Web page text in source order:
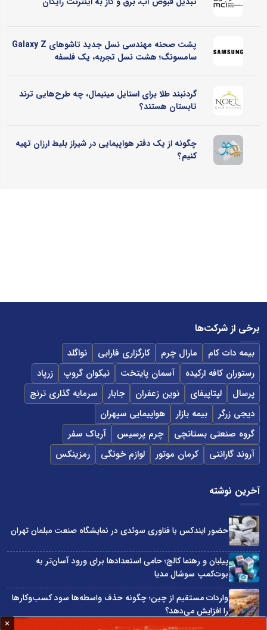
پشت صحنه مهندسی نسل جدید تاشوهای Galaxy Z
سامسونگ؛ هشت نسل تجربه، یک فلسفه
گردنبند طلا برای استایل مینیمال، چه طرح‌هایی ترند
تابستان هستند؟
چگونه از یک دفتر هواپیمایی در شیراز بلیط ارزان تهیه
کنیم؟
برخی از شرکت‌ها
بیمه دات کام مارال چرم کارگزاری فارابی
نواگلد
رستوران کافه ارکیده
آسمان پایتخت نیکوان گروپ
زرپاد
پرسال
لپتاپیفای نوین زعفران جابار
سرمایه گذاری ترنج
دیجی زرگر
بیمه بازار
هواپیمایی سپهران
گروه صنعتی بستانچی
چرم پرسیس
آریاک سفر
آروند گارانتی
کرمان موتور لوازم خونگی رمزینکس
آخرین نوشته
حضور ایندکس با فناوری سوئدی در نمایشگاه صنعت مبلمان تهران
پیلبان و رهنما کالج؛ حامی استعدادها برای ورود آسان‌تر به
بوت‌کمپ سوشال مدیا
واردات مستقیم از چین؛ چگونه حذف واسطه‌ها سود کسب‌وکارها
را افزایش می‌دهد؟